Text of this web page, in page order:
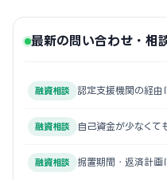
最新の問い合わせ・相
融資相談 認定支援機関の経由
融資相談 自己資金が少なくて
融資相談 据置期間・返済計画